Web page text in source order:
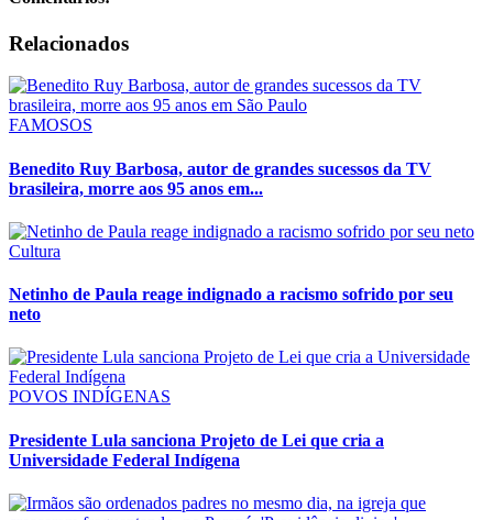
Relacionados
FAMOSOS
Benedito Ruy Barbosa, autor de grandes sucessos da TV
brasileira, morre aos 95 anos em...
Cultura
Netinho de Paula reage indignado a racismo sofrido por seu
neto
POVOS INDÍGENAS
Presidente Lula sanciona Projeto de Lei que cria a
Universidade Federal Indígena